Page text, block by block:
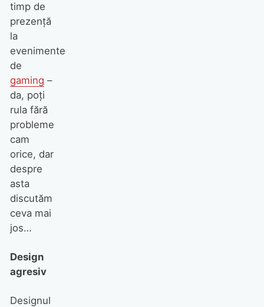
timp de
prezenţă
la
evenimente
de
gaming –
da, poţi
rula fără
probleme
cam
orice, dar
despre
asta
discutăm
ceva mai
jos…
Design
agresiv
Designul